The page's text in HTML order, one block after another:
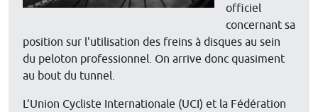
officiel
concernant sa
position sur l'utilisation des freins à disques au sein
du peloton professionnel. On arrive donc quasiment
au bout du tunnel.
L’Union Cycliste Internationale (UCI) et la Fédération